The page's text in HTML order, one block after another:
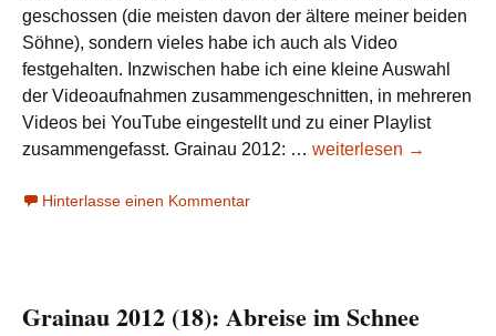
geschossen (die meisten davon der ältere meiner beiden
Söhne), sondern vieles habe ich auch als Video
festgehalten. Inzwischen habe ich eine kleine Auswahl
der Videoaufnahmen zusammengeschnitten, in mehreren
Videos bei YouTube eingestellt und zu einer Playlist
zusammengefasst. Grainau 2012: … Grainau
weiterlesen →
Hinterlasse einen Kommentar
Grainau 2012 (18): Abreise im Schnee